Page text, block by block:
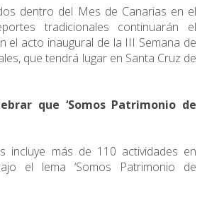
dentro del Mes de Canarias en el
tradicionales continuarán el
el acto inaugural de la III Semana de
que tendrá lugar en Santa Cruz de
que ‘Somos Patrimonio de
incluye más de 110 actividades en
el lema ‘Somos Patrimonio de